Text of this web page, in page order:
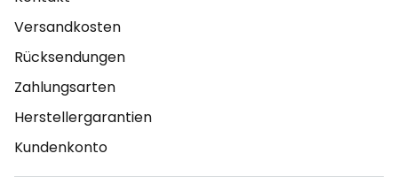
Versandkosten
Rücksendungen
Zahlungsarten
Herstellergarantien
Kundenkonto